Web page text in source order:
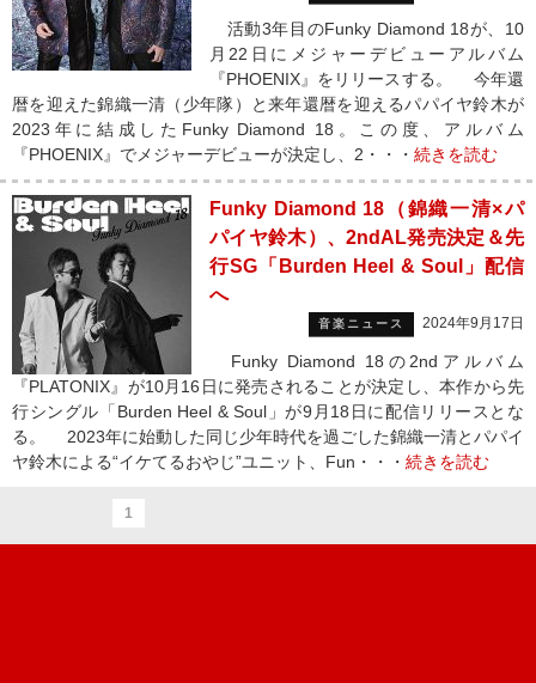
活動3年目のFunky Diamond 18が、10
月22日にメジャーデビューアルバム
『PHOENIX』をリリースする。 今年還
暦を迎えた錦織一清（少年隊）と来年還暦を迎えるパパイヤ鈴木が
2023年に結成したFunky Diamond 18。この度、アルバム
『PHOENIX』でメジャーデビューが決定し、2・・・ 続きを読む
Funky Diamond 18（錦織一清×パ
パイヤ鈴木）、2ndAL発売決定＆先
行SG「Burden Heel & Soul」配信
へ
音楽ニュース 2024年9月17日
Funky Diamond 18の2ndアルバム
『PLATONIX』が10月16日に発売されることが決定し、本作から先
行シングル「Burden Heel & Soul」が9月18日に配信リリースとな
る。 2023年に始動した同じ少年時代を過ごした錦織一清とパパイ
ヤ鈴木による“イケてるおやじ”ユニット、Fun・・・ 続きを読む
1